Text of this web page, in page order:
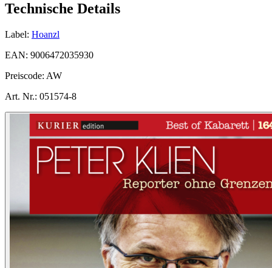
Technische Details
Label: Hoanzl
EAN: 9006472035930
Preiscode: AW
Art. Nr.: 051574-8